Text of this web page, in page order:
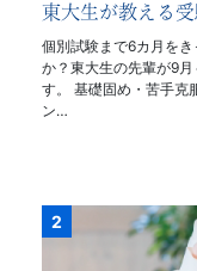
東大生が教える
個別試験まで6カ月を
か？東大生の先輩が9
す。 基礎固め・苦手克
ン…